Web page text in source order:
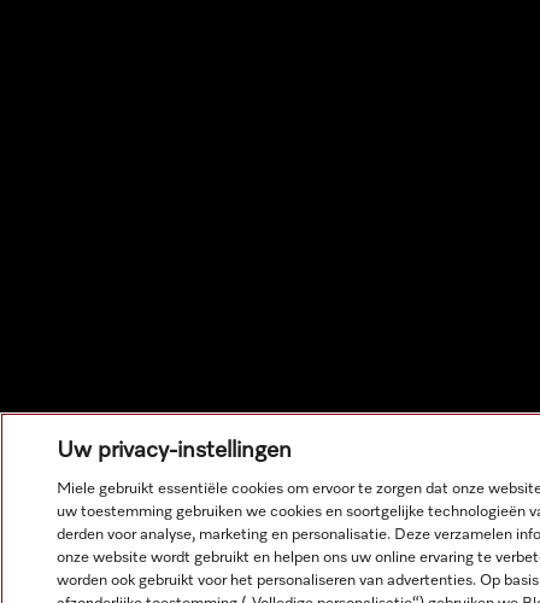
Uw privacy-instellingen
Miele gebruikt essentiële cookies om ervoor te zorgen dat onze
uw toestemming gebruiken we cookies en soortgelijke technologieën
derden voor analyse, marketing en personalisatie. Deze verzamelen
onze website wordt gebruikt en helpen ons uw online ervaring te
worden ook gebruikt voor het personaliseren van advertenties. Op